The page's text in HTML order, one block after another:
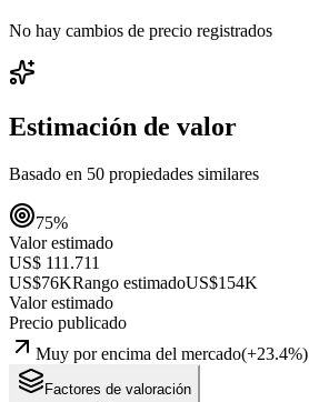
No hay cambios de precio registrados
Estimación de valor
Basado en 50 propiedades similares
75%
Valor estimado
US$ 111.711
US$76KRango estimadoUS$154K
Valor estimado
Precio publicado
Muy por encima del mercado(+23.4%)
Factores de valoración